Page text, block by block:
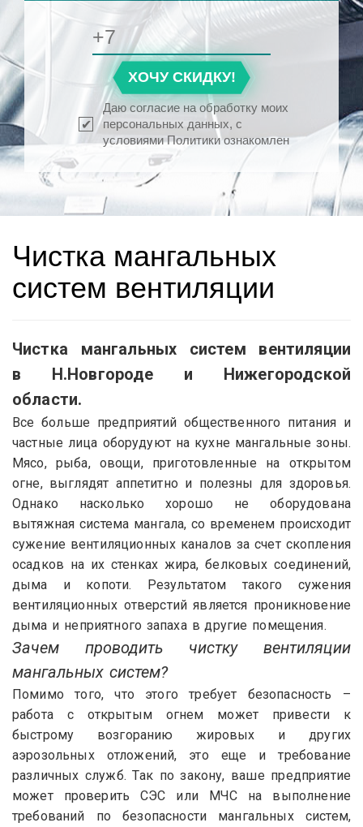
ХОЧУ СКИДКУ!
Даю согласие на обработку моих
персональных данных, с
условиями Политики ознакомлен
Чистка мангальных
систем вентиляции
Чистка мангальных систем вентиляции
в Н.Новгороде и Нижегородской
области.
Все больше предприятий общественного питания и
частные лица оборудуют на кухне мангальные зоны.
Мясо, рыба, овощи, приготовленные на открытом
огне, выглядят аппетитно и полезны для здоровья.
Однако насколько хорошо не оборудована
вытяжная система мангала, со временем происходит
сужение вентиляционных каналов за счет скопления
осадков на их стенках жира, белковых соединений,
дыма и копоти. Результатом такого сужения
вентиляционных отверстий является проникновение
дыма и неприятного запаха в другие помещения.
Зачем проводить чистку вентиляции
мангальных систем?
Помимо того, что этого требует безопасность –
работа с открытым огнем может привести к
быстрому возгоранию жировых и других
аэрозольных отложений, это еще и требование
различных служб. Так по закону, ваше предприятие
может проверить СЭС или МЧС на выполнение
требований по безопасности мангальных систем,